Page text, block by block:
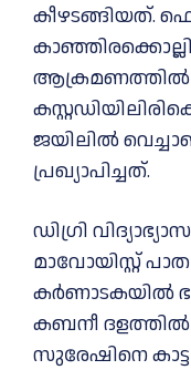
കീഴടങ്ങിയത്.
ആക്രമണത്തില്‍
ജയിലില്‍
പ്രഖ്യാപിച്ചത്.
ഡിഗ്രി
മാവോയിസ്റ്റ്
കര്‍ണാടകയില്‍
കബനീ ദളത്തില്‍
സുരേഷിനെ